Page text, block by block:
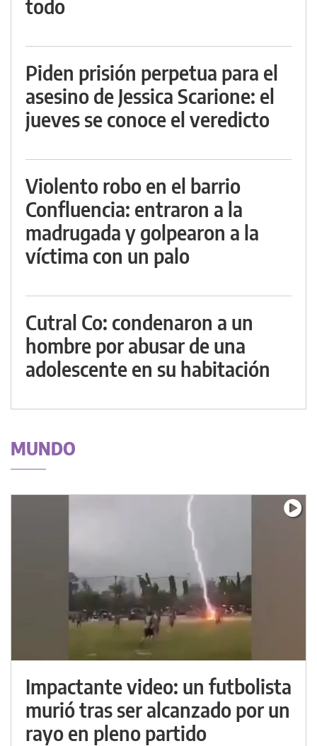
todo
Piden prisión perpetua para el
asesino de Jessica Scarione: el
jueves se conoce el veredicto
Violento robo en el barrio
Confluencia: entraron a la
madrugada y golpearon a la
víctima con un palo
Cutral Co: condenaron a un
hombre por abusar de una
adolescente en su habitación
MUNDO
Impactante video: un futbolista
murió tras ser alcanzado por un
rayo en pleno partido